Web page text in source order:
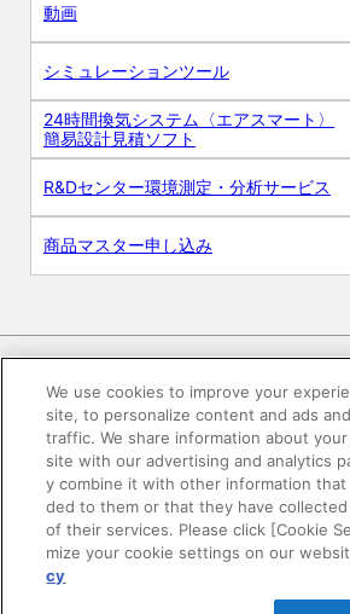
動画
シミュレーションツール
24時間換気システム〈エアスマート〉
簡易設計見積ソフト
R&Dセンター環境測定・分析サービス
商品マスター申し込み
電子公告 このWEBサイ
プライバシーポリシ
SNSコミュニティガイドライン
We use cookies to improve your
site, to personalize content and ads
traffic. We share information about
site with our advertising and analytics
y combine it with other information that
ded to them or that they have
of their services. Please click [Cookie
mize your cookie settings on our
cy